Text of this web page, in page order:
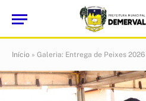
Início » Galeria: Entrega de Peixes 2026